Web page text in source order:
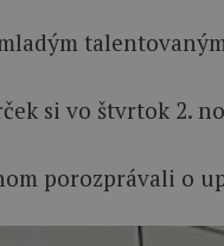
si vo štvrtok 2.
porozprávali o